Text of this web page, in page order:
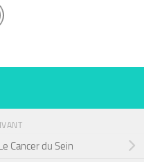
Cancer du Sein